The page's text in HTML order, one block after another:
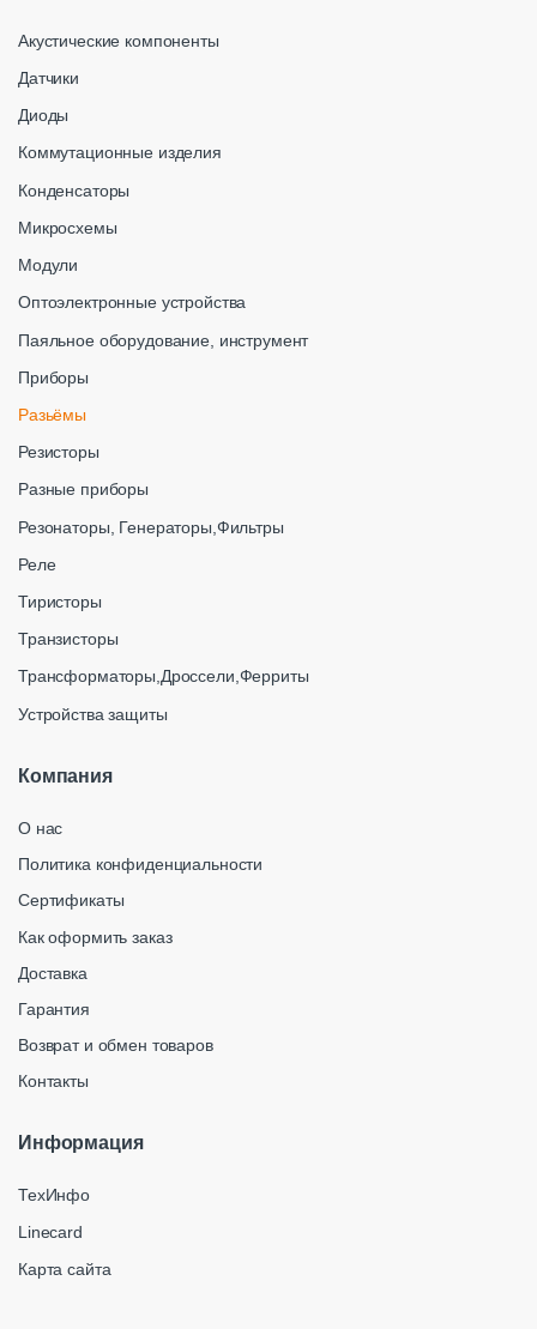
Акустические компоненты
Датчики
Диоды
Коммутационные изделия
Конденсаторы
Микросхемы
Модули
Оптоэлектронные устройства
Паяльное оборудование, инструмент
Приборы
Разьёмы
Резисторы
Разные приборы
Резонаторы, Генераторы,Фильтры
Реле
Тиристоры
Транзисторы
Трансформаторы,Дроссели,Ферриты
Устройства защиты
Компания
О нас
Политика конфиденциальности
Сертификаты
Как оформить заказ
Доставка
Гарантия
Возврат и обмен товаров
Контакты
Информация
ТехИнфо
Linecard
Карта сайта